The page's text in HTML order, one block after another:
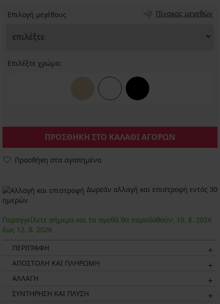
Επιλογή μεγέθους Πίνακας μεγεθών
Επιλέξτε χρώμα:
ΠΡΟΣΘΗΚΗ ΣΤΟ ΚΑΛΑΘΙ ΑΓΟΡΩΝ
Προσθήκη στα αγαπημένα
Δωρεάν αλλαγή και επιστροφή εντός 30
ημερών
Παραγγείλετε σήμερα και τα αγαθά θα παραδοθούν: 10. 8. 2026
έως 12. 8. 2026
ΠΕΡΙΓΡΑΦΗ
ΑΠΟΣΤΟΛΗ ΚΑΙ ΠΛΗΡΩΜΗ
ΑΛΛΑΓΗ
ΣΥΝΤΗΡΗΣΗ ΚΑΙ ΠΛΥΣΗ